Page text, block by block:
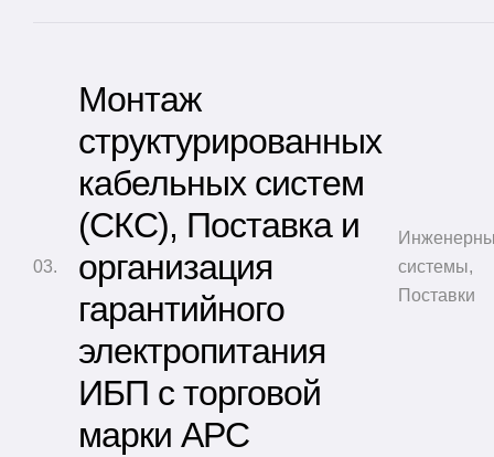
Монтаж
структурированных
кабельных систем
(СКС), Поставка и
организация
гарантийного
электропитания
ИБП с торговой
марки АРС
системы,
Поставки